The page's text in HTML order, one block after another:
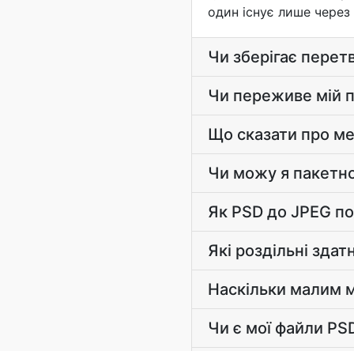
один існує лише
Чи зберігає
Чи переживе мій
Що сказати про
Чи можу я
Як PSD до JPEG
Які роздільні
Наскільки малим
Чи є мої файли